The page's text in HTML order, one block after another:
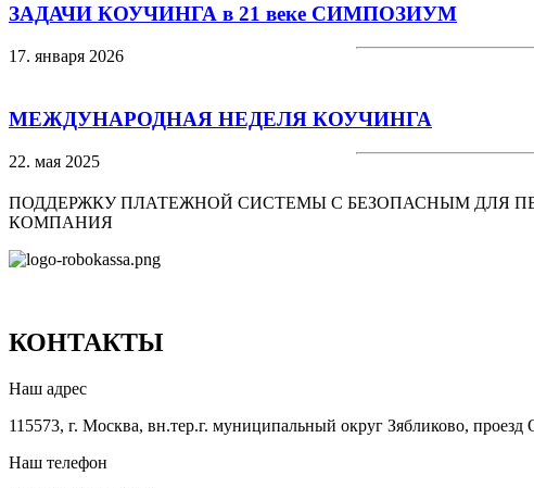
ЗАДАЧИ КОУЧИНГА в 21 веке СИМПОЗИУМ
17. января 2026
МЕЖДУНАРОДНАЯ НЕДЕЛЯ КОУЧИНГА
22. мая 2025
ПОДДЕРЖКУ ПЛАТЕЖНОЙ СИСТЕМЫ С БЕЗОПАСНЫМ ДЛЯ
КОМПАНИЯ
КОНТАКТЫ
Наш адрес
115573, г. Москва, вн.тер.г. муниципальный округ Зябликово,
Наш телефон